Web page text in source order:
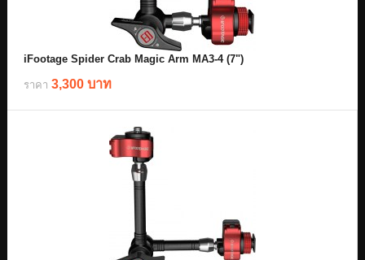
iFootage Spider Crab Magic Arm MA3-4 (7")
ราคา 3,300 บาท